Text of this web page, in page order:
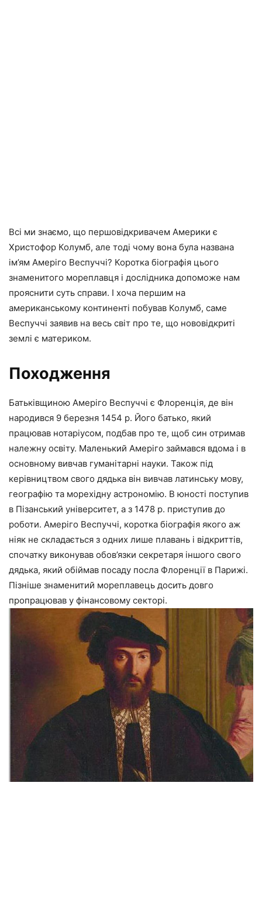
Всі ми знаємо, що першовідкривачем Америки є
Христофор Колумб, але тоді чому вона була названа
ім’ям Амеріго Веспуччі? Коротка біографія цього
знаменитого мореплавця і дослідника допоможе нам
прояснити суть справи. І хоча першим на
американському континенті побував Колумб, саме
Веспуччі заявив на весь світ про те, що нововідкриті
землі є материком.
Походження
Батьківщиною Амеріго Веспуччі є Флоренція, де він
народився 9 березня 1454 р. Його батько, який
працював нотаріусом, подбав про те, щоб син отримав
належну освіту. Маленький Амеріго займався вдома і в
основному вивчав гуманітарні науки. Також під
керівництвом свого дядька він вивчав латинську мову,
географію та морехідну астрономію. В юності поступив
в Пізанський університет, а з 1478 р. приступив до
роботи. Амеріго Веспуччі, коротка біографія якого аж
ніяк не складається з одних лише плавань і відкриттів,
спочатку виконував обов’язки секретаря іншого свого
дядька, який обіймав посаду посла Флоренції в Парижі.
Пізніше знаменитий мореплавець досить довго
пропрацював у фінансовому секторі.